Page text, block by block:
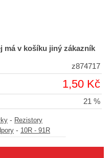
má v košíku jiný zákazník
z874717
1,50 Kč
21 %
- Rezistory
- 10R - 91R